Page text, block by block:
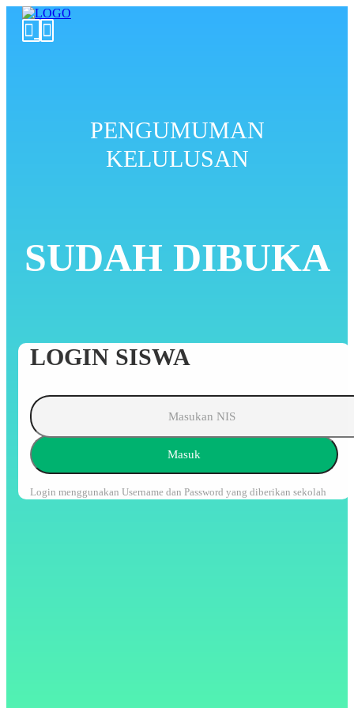
PENGUMUMAN
KELULUSAN
SUDAH DIBUKA
LOGIN SISWA
Masuk
Login menggunakan Username dan Password yang diberikan sekolah